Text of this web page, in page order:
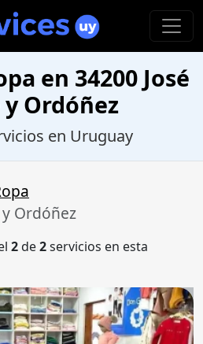
en 34200 José
Ordóñez
en Uruguay
y Ordóñez
2de2servicios en esta